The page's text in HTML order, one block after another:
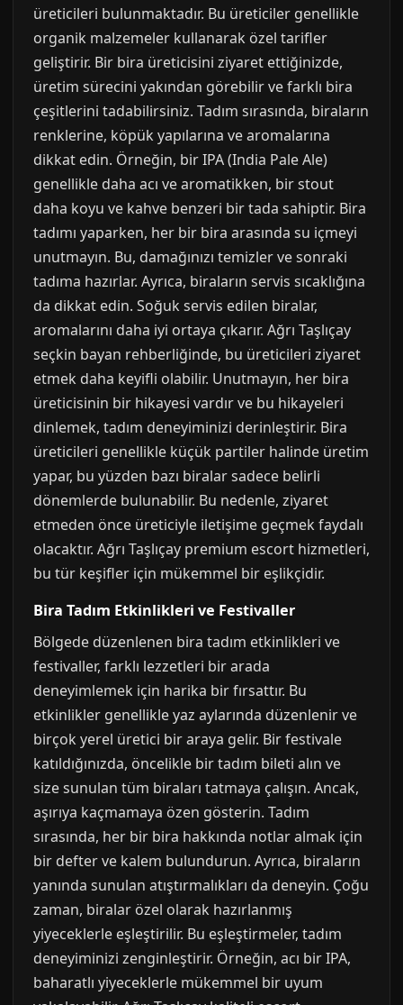
üreticileri bulunmaktadır. Bu üreticiler genellikle
organik malzemeler kullanarak özel tarifler
geliştirir. Bir bira üreticisini ziyaret ettiğinizde,
üretim sürecini yakından görebilir ve farklı bira
çeşitlerini tadabilirsiniz. Tadım sırasında, biraların
renklerine, köpük yapılarına ve aromalarına
dikkat edin. Örneğin, bir IPA (India Pale Ale)
genellikle daha acı ve aromatikken, bir stout
daha koyu ve kahve benzeri bir tada sahiptir. Bira
tadımı yaparken, her bir bira arasında su içmeyi
unutmayın. Bu, damağınızı temizler ve sonraki
tadıma hazırlar. Ayrıca, biraların servis sıcaklığına
da dikkat edin. Soğuk servis edilen biralar,
aromalarını daha iyi ortaya çıkarır. Ağrı Taşlıçay
seçkin bayan rehberliğinde, bu üreticileri ziyaret
etmek daha keyifli olabilir. Unutmayın, her bira
üreticisinin bir hikayesi vardır ve bu hikayeleri
dinlemek, tadım deneyiminizi derinleştirir. Bira
üreticileri genellikle küçük partiler halinde üretim
yapar, bu yüzden bazı biralar sadece belirli
dönemlerde bulunabilir. Bu nedenle, ziyaret
etmeden önce üreticiyle iletişime geçmek faydalı
olacaktır. Ağrı Taşlıçay premium escort hizmetleri,
bu tür keşifler için mükemmel bir eşlikçidir.
Bira Tadım Etkinlikleri ve Festivaller
Bölgede düzenlenen bira tadım etkinlikleri ve
festivaller, farklı lezzetleri bir arada
deneyimlemek için harika bir fırsattır. Bu
etkinlikler genellikle yaz aylarında düzenlenir ve
birçok yerel üretici bir araya gelir. Bir festivale
katıldığınızda, öncelikle bir tadım bileti alın ve
size sunulan tüm biraları tatmaya çalışın. Ancak,
aşırıya kaçmamaya özen gösterin. Tadım
sırasında, her bir bira hakkında notlar almak için
bir defter ve kalem bulundurun. Ayrıca, biraların
yanında sunulan atıştırmalıkları da deneyin. Çoğu
zaman, biralar özel olarak hazırlanmış
yiyeceklerle eşleştirilir. Bu eşleştirmeler, tadım
deneyiminizi zenginleştirir. Örneğin, acı bir IPA,
baharatlı yiyeceklerle mükemmel bir uyum